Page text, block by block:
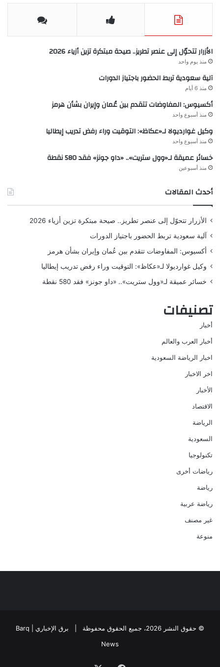
الأزرار تتحوّل إلى عنصر تطريز.. صيحة مبتكرة تزين أزياء 2026
منذ يوم واحد
آلية سعودية تربط الحضور باجتياز الدورات
منذ 6 أيام
أكسيوس: المفاوضات تتقدم بين عُمان وإيران بشأن هرمز
منذ أسبوع واحد
وكيل غوارديولا لـ«عكاظ»: التوقيت وراء رفض تدريب إيطاليا
منذ أسبوع واحد
خسائر عميقة لـ«وول ستريت».. «داو جونز» فقد 580 نقطة
منذ أسبوعين
أحدث المقالات
الأزرار تتحوّل إلى عنصر تطريز.. صيحة مبتكرة تزين أزياء 2026
آلية سعودية تربط الحضور باجتياز الدورات
أكسيوس: المفاوضات تتقدم بين عُمان وإيران بشأن هرمز
وكيل غوارديولا لـ«عكاظ»: التوقيت وراء رفض تدريب إيطاليا
خسائر عميقة لـ«وول ستريت».. «داو جونز» فقد 580 نقطة
تصنيفات
أخبار
أخبار العرب والعالم
اخبار الرياضة السعودية
اخر الاخبار
الأخبار
الاقتصاد
الرياضة
السعودية
تكنولوجيا
رياضات أخرى
رياضة
رياضة عربية
غير مصنف
منوعة
© حقوق النشر 2026، جميع الحقوق محفوظة |
برق الإخباري | Barq
News